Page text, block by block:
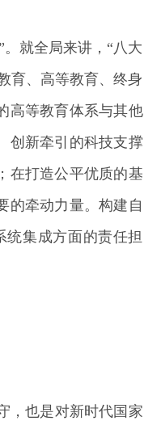
就全局来讲，“八大
育、高等教育、终身
高等教育体系与其他
创新牵引的科技支撑
在打造公平优质的基
的牵动力量。构建自
统集成方面的责任担
，也是对新时代国家